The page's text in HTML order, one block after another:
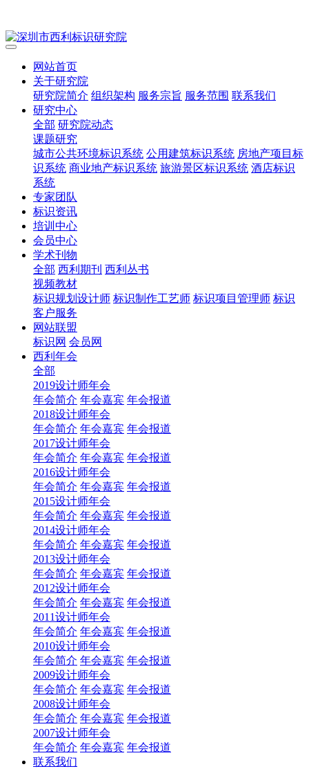
网站首页
关于研究院
研究院简介 组织架构 服务宗旨 服务范围 联系我们
研究中心
全部 研究院动态
课题研究
城市公共环境标识系统 公用建筑标识系统 房地产项目标
识系统 商业地产标识系统 旅游景区标识系统 酒店标识
系统
专家团队
标识资讯
培训中心
会员中心
学术刊物
全部 西利期刊 西利丛书
视频教材
标识规划设计师 标识制作工艺师 标识项目管理师 标识
客户服务
网站联盟
标识网 会员网
西利年会
全部
2019设计师年会
年会简介 年会嘉宾 年会报道
2018设计师年会
年会简介 年会嘉宾 年会报道
2017设计师年会
年会简介 年会嘉宾 年会报道
2016设计师年会
年会简介 年会嘉宾 年会报道
2015设计师年会
年会简介 年会嘉宾 年会报道
2014设计师年会
年会简介 年会嘉宾 年会报道
2013设计师年会
年会简介 年会嘉宾 年会报道
2012设计师年会
年会简介 年会嘉宾 年会报道
2011设计师年会
年会简介 年会嘉宾 年会报道
2010设计师年会
年会简介 年会嘉宾 年会报道
2009设计师年会
年会简介 年会嘉宾 年会报道
2008设计师年会
年会简介 年会嘉宾 年会报道
2007设计师年会
年会简介 年会嘉宾 年会报道
联系我们